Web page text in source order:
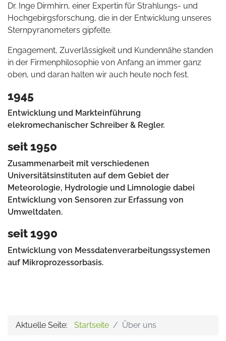
Dr. Inge Dirmhirn, einer Expertin für Strahlungs- und
Hochgebirgsforschung, die in der Entwicklung unseres
Sternpyranometers gipfelte.
Engagement, Zuverlässigkeit und Kundennähe standen
in der Firmenphilosophie von Anfang an immer ganz
oben, und daran halten wir auch heute noch fest.
1945
Entwicklung und Markteinführung
elekromechanischer Schreiber & Regler.
seit 1950
Zusammenarbeit mit verschiedenen
Universitätsinstituten auf dem Gebiet der
Meteorologie, Hydrologie und Limnologie dabei
Entwicklung von Sensoren zur Erfassung von
Umweltdaten.
seit 1990
Entwicklung von Messdatenverarbeitungssystemen
auf Mikroprozessorbasis.
Aktuelle Seite: Startseite Über uns